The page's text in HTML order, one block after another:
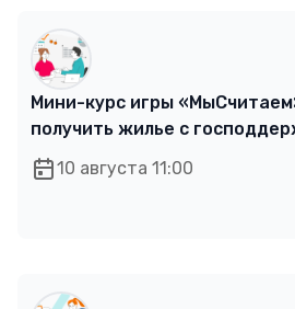
Мини-курс игры
получить жилье с
10 августа 11:00